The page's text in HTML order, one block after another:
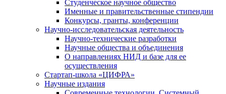
Студенческое научное общество
Именные и правительственные стипендии
Конкурсы, гранты, конференции
Научно-исследовательская деятельность
Научно-технические разработки
Научные общества и объединения
О направлениях НИД и базе для ее
осуществления
Стартап-школа «ЦИФРА»
Научные издания